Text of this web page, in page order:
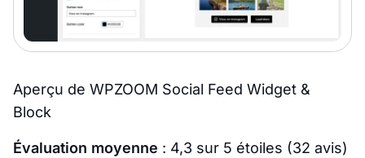
Aperçu de WPZOOM Social Feed Widget &
Block
Évaluation moyenne : 4,3 sur 5 étoiles (32 avis)